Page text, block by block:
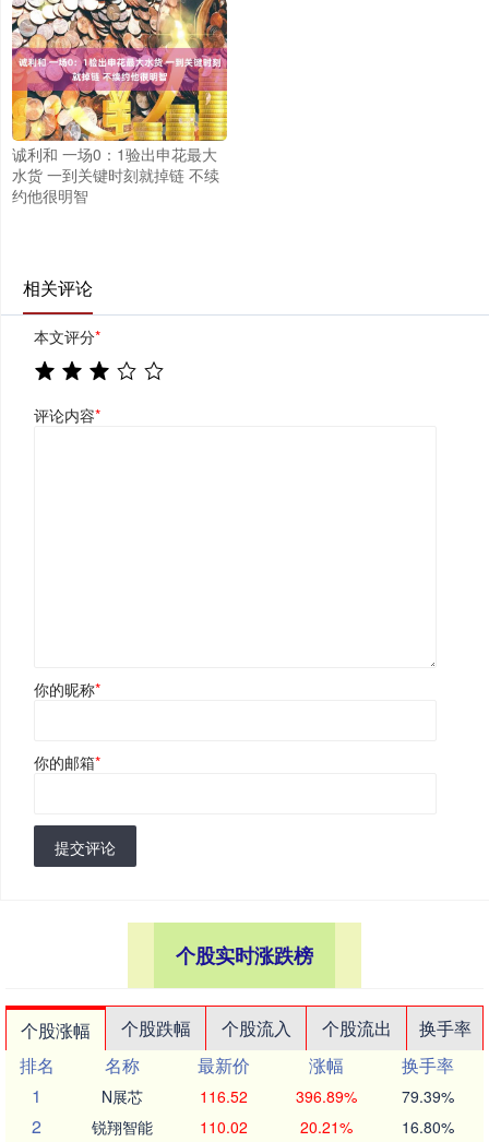
诚利和 一场0：1验出申花最大
水货 一到关键时刻就掉链 不续
约他很明智
相关评论
本文评分*
评论内容*
你的昵称*
你的邮箱*
提交评论
个股实时涨跌榜
个股涨幅 个股跌幅 个股流入 个股流出
换手率
排名
名称 最新价 涨幅
换手率
1
N展芯 116.52 396.89% 79.39%
2 锐翔智能 110.02 20.21% 16.80%